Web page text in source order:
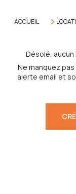
ACCUEIL
Désolé,
Ne manquez
alerte email et